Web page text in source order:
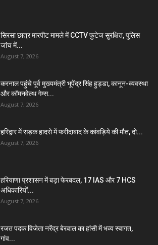
सिरसा छात्र मारपीट मामले में CCTV फुटेज सुरक्षित, पुलिस
जांच में...
August 7, 2026
करनाल पहुंचे पूर्व मुख्यमंत्री भूपेंद्र सिंह हुड्डा, कानून-व्यवस्था
और कॉमनवेल्थ गेम्स...
August 7, 2026
हरिद्वार में सड़क हादसे में फरीदाबाद के कांवड़िये की मौत, दो...
August 7, 2026
हरियाणा प्रशासन में बड़ा फेरबदल, 17 IAS और 7 HCS
अधिकारियों...
August 7, 2026
रजत पदक विजेता नरेंद्र बेरवाल का हांसी में भव्य स्वागत,
गांव...